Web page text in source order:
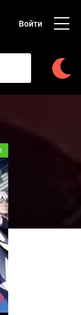
Войти